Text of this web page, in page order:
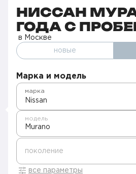
НИССАН
ГОДА С
в Москве
новые
Марка и модель
Nissan
марка
Murano
модель
поколение
все параметры